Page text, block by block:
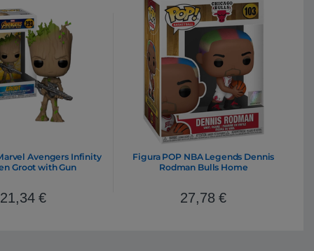
Avengers Infinity
Groot with Gun
21,34€
Figura POP NBA Legends Dennis
Rodman Bulls Home
27,78€